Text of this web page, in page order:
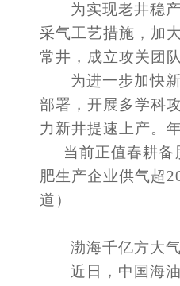
为实现老井稳
采气工艺措施，加
常井，成立攻关团
为进一步加快
部署，开展多学科
力新井提速上产。
当前正值春耕
肥生产企业供气超
道）
渤海千亿方大
近日，中国海